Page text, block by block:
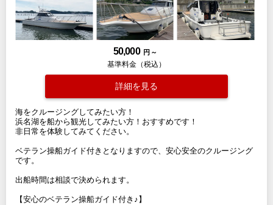
50,000 円 ～
基準料金（税込）
詳細を見る
海をクルージングしてみたい方！
浜名湖を船から観光してみたい方！おすすめです！
非日常を体験してみてください。
ベテラン操船ガイド付きとなりますので、安心安全のクルージング
です。
出船時間は相談で決められます。
【安心のベテラン操船ガイド付き♪】